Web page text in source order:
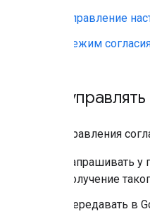
Управление
Режим
Как
Для управления
Запрашивать
получение
Передавать в